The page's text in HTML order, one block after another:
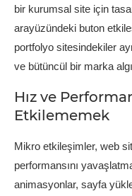
bir kurumsal site için
arayüzündeki buton
portfolyo sitesindekiler
ve bütüncül bir marka
Hız ve
Etkilememek
Mikro etkileşimler, web
performansını
animasyonlar, sayfa